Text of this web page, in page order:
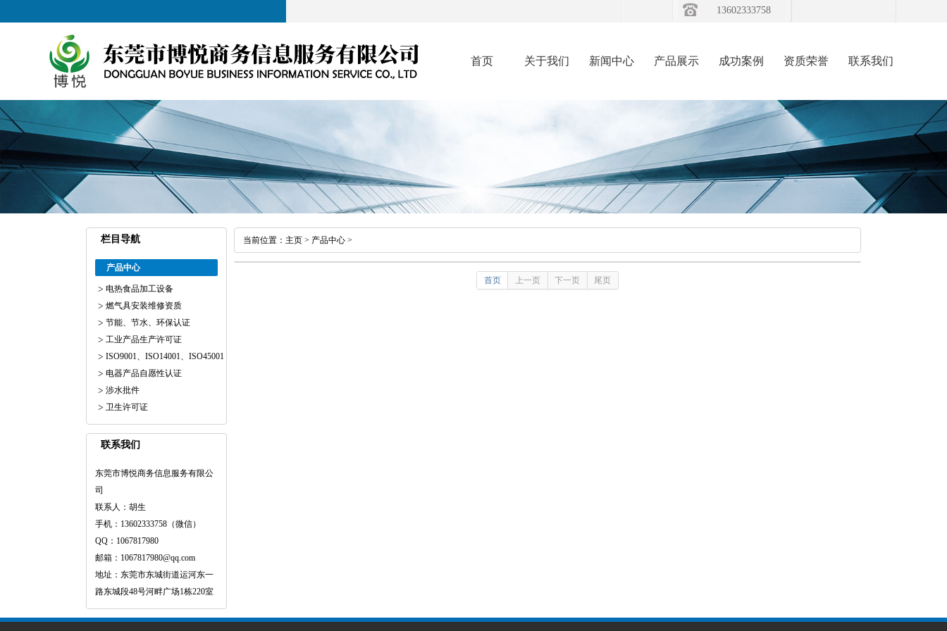
13602333758
首页 关于我们 新闻中心 产品展示 成功案例 资质荣誉 联系我们
栏目导航
产品中心
电热食品加工设备
燃气具安装维修资质
节能、节水、环保认证
工业产品生产许可证
ISO9001、ISO14001、ISO45001
电器产品自愿性认证
涉水批件
卫生许可证
联系我们
东莞市博悦商务信息服务有限公
司
联系人：胡生
手机：13602333758（微信）
QQ：1067817980
邮箱：1067817980@qq.com
地址：东莞市东城街道运河东一
路东城段48号河畔广场1栋220室
当前位置： 主页 > 产品中心 >
首页 上一页 下一页 尾页